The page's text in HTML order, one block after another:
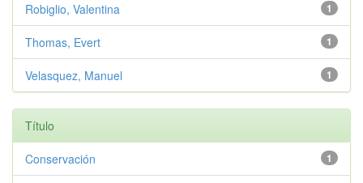
1
Robiglio, Valentina
1
Thomas, Evert
1
Velasquez, Manuel
Título
1
Conservación